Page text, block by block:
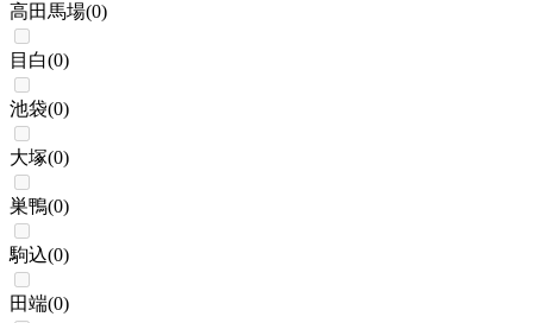
高田馬場(0)
目白(0)
池袋(0)
大塚(0)
巣鴨(0)
駒込(0)
田端(0)